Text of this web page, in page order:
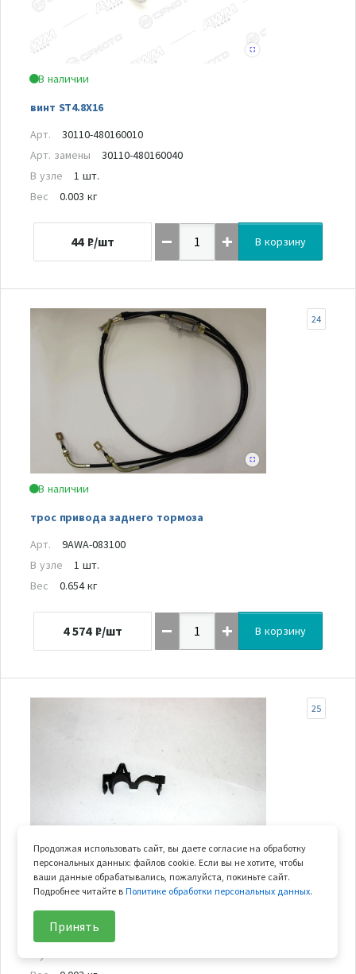
В наличии
винт ST4.8X16
Арт.
30110-480160010
Арт. замены
30110-480160040
В узле
1 шт.
Вес
0.003 кг
44 ₽/шт В корзину
В наличии
трос привода заднего тормоза
24
Арт.
9AWA-083100
В узле
1 шт.
Вес
0.654 кг
4 574 ₽/шт В корзину
В наличии
25
Арт.
A000-100002
Продолжая использовать сайт, вы даете согласие на обработку
персональных данных: файлов cookie. Если вы не хотите, чтобы
ваши данные обрабатывались, пожалуйста, покиньте сайт.
Подробнее читайте вПолитике обработки персональных данных.
Принять